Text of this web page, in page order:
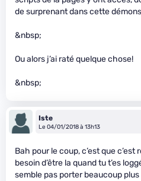
de surprenant dans cette
&nbsp;
Ou alors j’ai raté quelque chose!
&nbsp;
Iste
Le 04/01/2018 à 13h13
Bah pour le coup, c’est que
besoin d’être la quand tu t’es
semble pas porter beaucoup plus